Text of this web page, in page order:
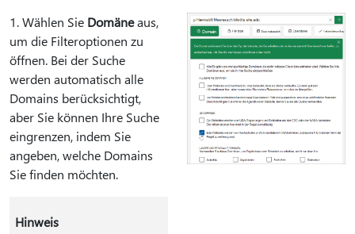
1. Wählen Sie Domäneaus,
um die Filteroptionen zu
öffnen. Bei der Suche
werden automatisch alle
Domains berücksichtigt,
aber Sie können Ihre Suche
eingrenzen, indem Sie
angeben, welche Domains
Sie finden möchten.
Hinweis